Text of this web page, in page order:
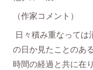
（作家コメント）
日々積み重なって
の日か見たことのある
時間の経過と共に在